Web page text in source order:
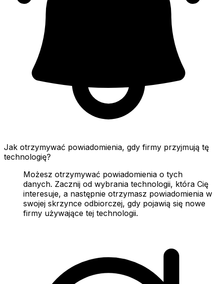
Jak otrzymywać powiadomienia, gdy firmy przyjmują tę
technologię?
Możesz otrzymywać powiadomienia o tych
danych. Zacznij od wybrania technologii, która Cię
interesuje, a następnie otrzymasz powiadomienia w
swojej skrzynce odbiorczej, gdy pojawią się nowe
firmy używające tej technologii.